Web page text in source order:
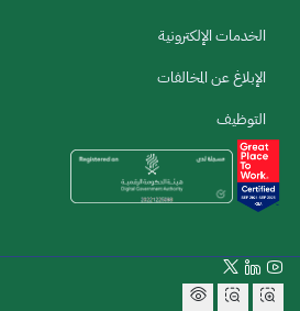
الخدمات الإلكترونية
الإبلاغ عن المخالفات
التوظيف